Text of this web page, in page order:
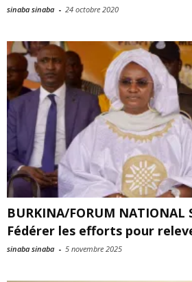
sinaba sinaba - 24 octobre 2020
BURKINA/FORUM NATIONAL
Fédérer les efforts pour
sinaba sinaba - 5 novembre 2025